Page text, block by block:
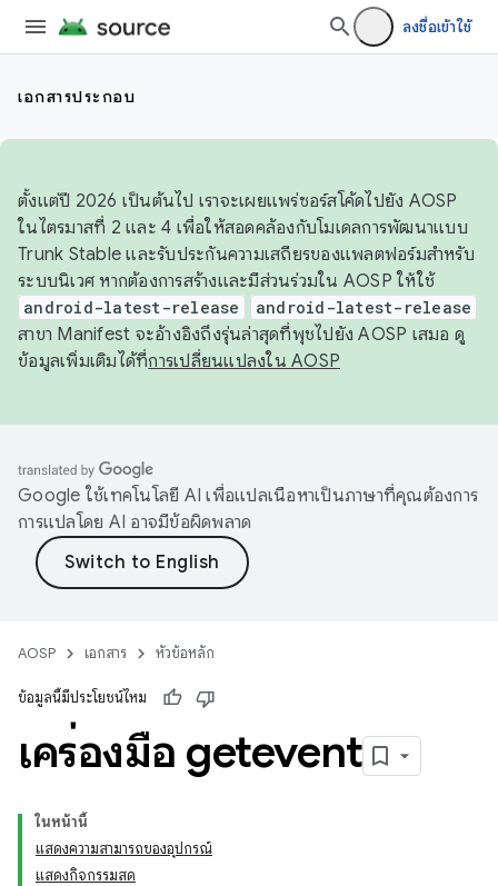
ลงชื่อเข้าใช้
เอกสารประกอบ
ตั้งแต่ปี 2026 เป็นต้นไป เราจะเผยแพร่ซอร์สโค้ดไปยัง AOSP
ในไตรมาสที่ 2 และ 4 เพื่อให้สอดคล้องกับโมเดลการพัฒนาแบบ
Trunk Stable และรับประกันความเสถียรของแพลตฟอร์มสำหรับ
ระบบนิเวศ หากต้องการสร้างและมีส่วนร่วมใน AOSP ให้ใช้
android-latest-release android-latest-release
สาขา Manifest จะอ้างอิงถึงรุ่นล่าสุดที่พุชไปยัง AOSP เสมอ ดู
ข้อมูลเพิ่มเติมได้ที่การเปลี่ยนแปลงใน AOSP
Google ใช้เทคโนโลยี AI เพื่อแปลเนื้อหาเป็นภาษาที่คุณต้องการ
การแปลโดย AI อาจมีข้อผิดพลาด
AOSP เอกสาร หัวข้อหลัก
ข้อมูลนี้มีประโยชน์ไหม
เครื่องมือ getevent
ในหน้านี้
แสดงความสามารถของอุปกรณ์
แสดงกิจกรรมสด